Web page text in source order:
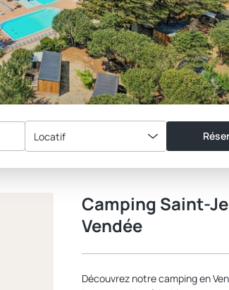
Locatif
Camping Saint-
Vendée
Découvrez notre camping en